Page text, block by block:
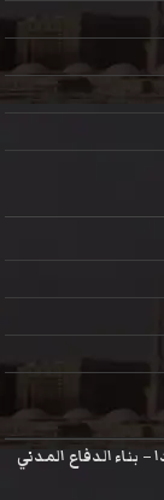
– بناء الدفاع المدني